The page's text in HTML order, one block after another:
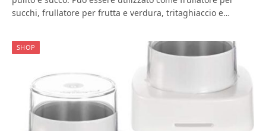
succhi, frullatore per frutta e verdura, tritaghiaccio e…
SHOP